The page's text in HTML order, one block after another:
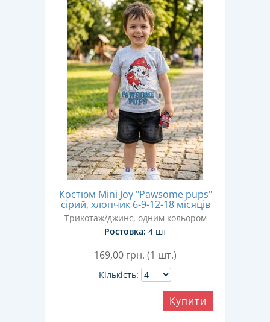
Костюм Mini Joy "Pawsome pups"
сірий, хлопчик 6-9-12-18 місяців
Трикотаж/джинс, одним кольором
Ростовка: 4 шт
169,00 грн. (1 шт.)
Кількість:
Купити